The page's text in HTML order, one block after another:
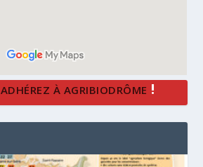
ADHÉREZ À AGRIBIODRÔME !